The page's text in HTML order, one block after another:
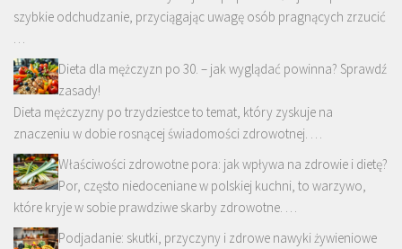
szybkie odchudzanie, przyciągając uwagę osób pragnących zrzucić
Dieta dla mężczyzn po 30. – jak wyglądać powinna? Sprawdź
zasady!
Dieta mężczyzny po trzydziestce to temat, który zyskuje na
znaczeniu w dobie rosnącej świadomości zdrowotnej. …
Właściwości zdrowotne pora: jak wpływa na zdrowie i dietę?
Por, często niedoceniane w polskiej kuchni, to warzywo,
które kryje w sobie prawdziwe skarby zdrowotne. …
Podjadanie: skutki, przyczyny i zdrowe nawyki żywieniowe